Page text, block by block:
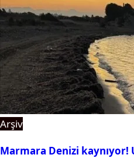
Arşiv
Marmara Denizi